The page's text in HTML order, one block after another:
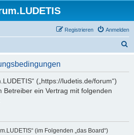
Anmelden
Registrieren
(„https://ludetis.de/forum“)
Betreiber ein Vertrag mit folgenden
(im Folgenden „das Board“)